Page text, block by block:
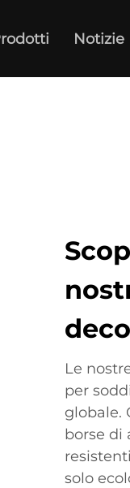
Notizie
Le
per
globale.
borse di
solo